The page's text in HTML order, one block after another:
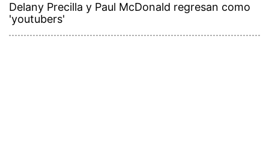
Delany Precilla y Paul McDonald regresan como
'youtubers'